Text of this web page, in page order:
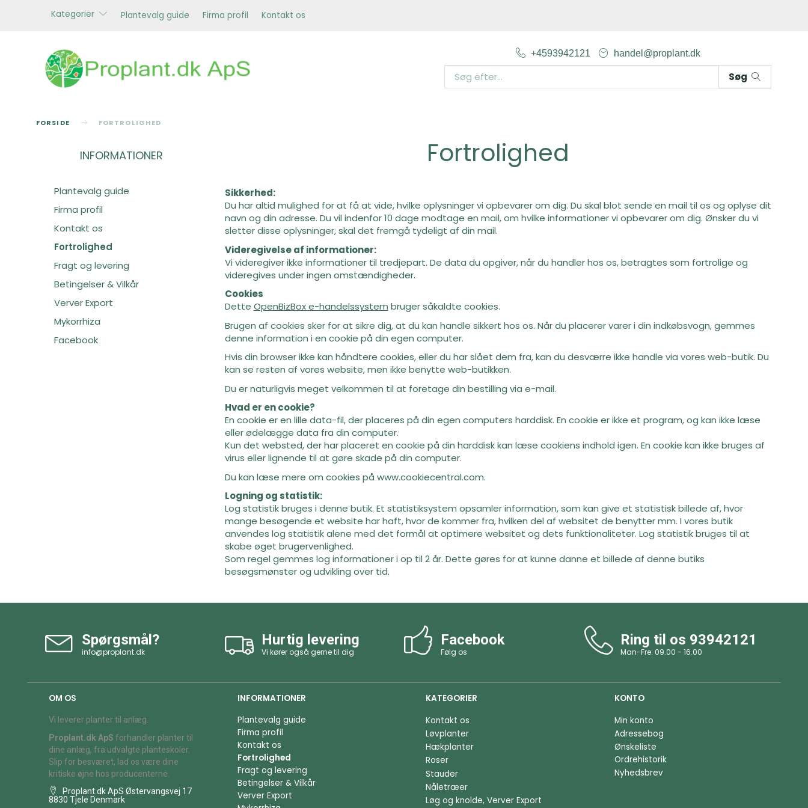
Kategorier Plantevalg guide Firma profil Kontakt os
+4593942121 handel@proplant.dk
Søg
FORSIDE FORTROLIGHED
INFORMATIONER
Plantevalg guide
Firma profil
Kontakt os
Fortrolighed
Fragt og levering
Betingelser & Vilkår
Verver Export
Mykorrhiza
Facebook
Fortrolighed
Sikkerhed:
Du har altid mulighed for at få at vide, hvilke oplysninger vi opbevarer om dig. Du skal blot sende en mail til os og oplyse dit
navn og din adresse. Du vil indenfor 10 dage modtage en mail, om hvilke informationer vi opbevarer om dig. Ønsker du vi
sletter disse oplysninger, skal det fremgå tydeligt af din mail.
Videregivelse af informationer:
Vi videregiver ikke informationer til tredjepart. De data du opgiver, når du handler hos os, betragtes som fortrolige og
videregives under ingen omstændigheder.
Cookies
Dette OpenBizBox e-handelssystem bruger såkaldte cookies.
Brugen af cookies sker for at sikre dig, at du kan handle sikkert hos os. Når du placerer varer i din indkøbsvogn, gemmes
denne information i en cookie på din egen computer.
Hvis din browser ikke kan håndtere cookies, eller du har slået dem fra, kan du desværre ikke handle via vores web-butik. Du
kan se resten af vores website, men ikke benytte web-butikken.
Du er naturligvis meget velkommen til at foretage din bestilling via e-mail.
Hvad er en cookie?
En cookie er en lille data-fil, der placeres på din egen computers harddisk. En cookie er ikke et program, og kan ikke læse
eller ødelægge data fra din computer.
Kun det websted, der har placeret en cookie på din harddisk kan læse cookiens indhold igen. En cookie kan ikke bruges af
virus eller lignende til at gøre skade på din computer.
Du kan læse mere om cookies på www.cookiecentral.com.
Logning og statistik:
Log statistik bruges i denne butik. Et statistiksystem opsamler information, som kan give et statistisk billede af, hvor
mange besøgende et website har haft, hvor de kommer fra, hvilken del af websitet de benytter mm. I vores butik
anvendes log statistik alene med det formål at optimere websitet og dets funktionaliteter. Log statistik bruges til at
skabe øget brugervenlighed.
Som regel gemmes log informationer i op til 2 år. Dette gøres for at kunne danne et billede af denne butiks
besøgsmønster og udvikling over tid.
Spørgsmål?
info@proplant.dk
Hurtig levering
Vi kører også gerne til dig
Facebook
Følg os
Ring til os 93942121
Man-Fre: 09.00 - 16.00
OM OS
Vi leverer planter til anlæg.
Proplant.dk ApS forhandler planter til
dine anlæg, fra udvalgte planteskoler.
Slip for besværet, lad os være dine
kritiske øjne hos producenterne.
Proplant.dk ApS Østervangsvej 17
8830 Tjele Denmark
INFORMATIONER
Plantevalg guide
Firma profil
Kontakt os
Fortrolighed
Fragt og levering
Betingelser & Vilkår
Verver Export
KATEGORIER
Kontakt os
Løvplanter
Hækplanter
Roser
Stauder
Nåletræer
Løg og knolde, Verver Export
KONTO
Min konto
Adressebog
Ønskeliste
Ordrehistorik
Nyhedsbrev